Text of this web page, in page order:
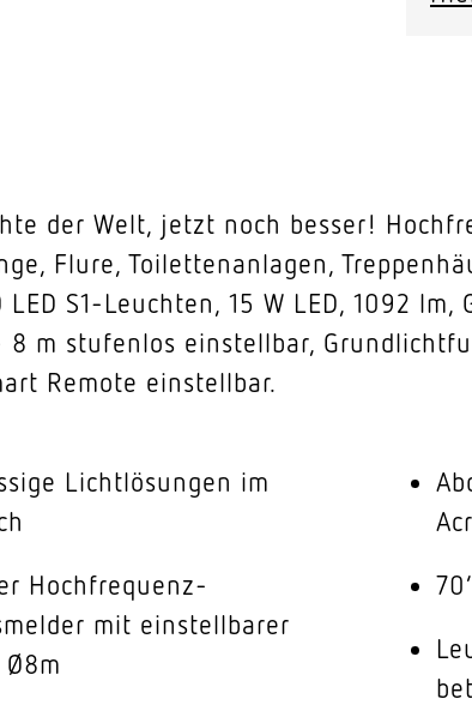
der Welt, jetzt noch besser!
Flure, Toilettenanlagen,
LED S1-Leuchten, 15 W LED, 1092
8 m stufenlos einstellbar,
Remote einstellbar.
Lichtlösungen im
Hochfrequenz-
mit einstellbarer
Ø8m